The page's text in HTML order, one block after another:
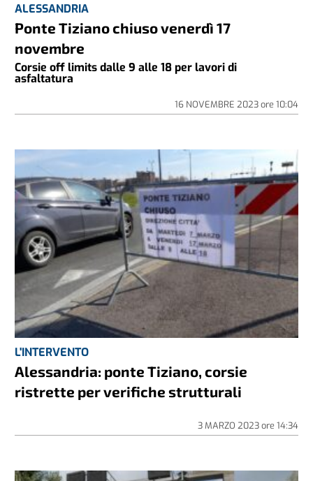
ALESSANDRIA
Ponte Tiziano chiuso venerdì 17
novembre
Corsie off limits dalle 9 alle 18 per lavori di
asfaltatura
16 NOVEMBRE 2023ore 10:04
L'INTERVENTO
Alessandria: ponte Tiziano, corsie
ristrette per verifiche strutturali
3 MARZO 2023ore 14:34